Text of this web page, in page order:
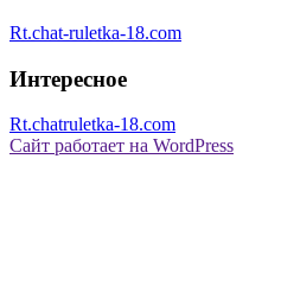
Rt.chat-ruletka-18.com
Интересное
Rt.chatruletka-18.com
Сайт работает на WordPress